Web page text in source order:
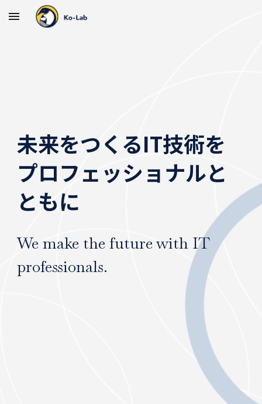
Skip to main content
未来をつくるIT技術を
プロフェッショナルと
ともに
We make the future with IT
professionals.